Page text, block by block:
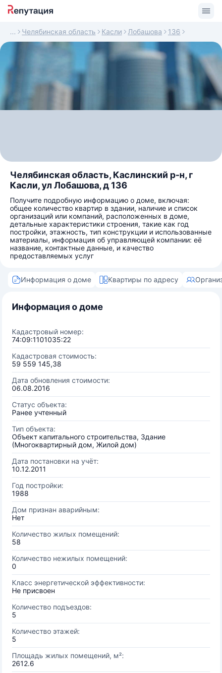
Челябинская область Касли Лобашова 136
Челябинская область, Каслинский р-н, г
Касли, ул Лобашова, д 136
Получите подробную информацию о доме, включая:
общее количество квартир в здании, наличие и список
организаций или компаний, расположенных в доме,
детальные характеристики строения, такие как год
постройки, этажность, тип конструкции и использованные
материалы, информация об управляющей компании: её
название, контактные данные, и качество
предоставляемых услуг
Информация о доме Квартиры по адресу
Информация о доме
Кадастровый номер:
74:09:1101035:22
Кадастровая стоимость:
59 559 145,38
Дата обновления стоимости:
06.08.2016
Статус объекта:
Ранее учтенный
Тип объекта:
Объект капитального строительства, Здание
(Многоквартирный дом, Жилой дом)
Дата постановки на учёт:
10.12.2011
Год постройки:
1988
Дом признан аварийным:
Нет
Количество жилых помещений:
58
Количество нежилых помещений:
0
Класс энергетической эффективности:
Не присвоен
Количество подъездов:
5
Количество этажей:
5
Площадь жилых помещений, м²:
2612.6